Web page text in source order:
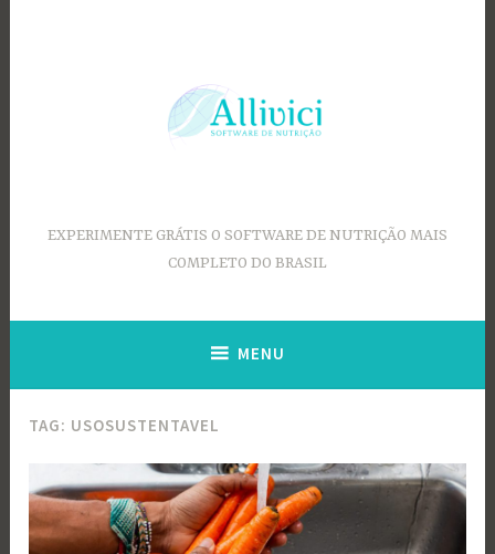
EXPERIMENTE GRÁTIS O SOFTWARE DE NUTRIÇÃO MAIS
COMPLETO DO BRASIL
MENU
TAG: USOSUSTENTAVEL